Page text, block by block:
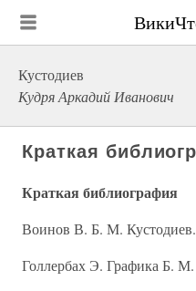
Кустодиев
Кудря Аркадий Иванович
Краткая
Краткая библиография
Воинов В. Б. М.
Голлербах Э. Графика Б.